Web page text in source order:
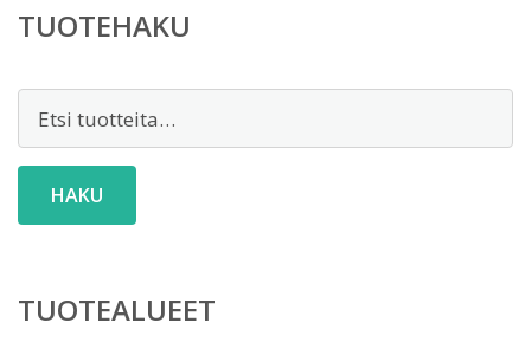
TUOTEHAKU
HAKU
TUOTEALUEET